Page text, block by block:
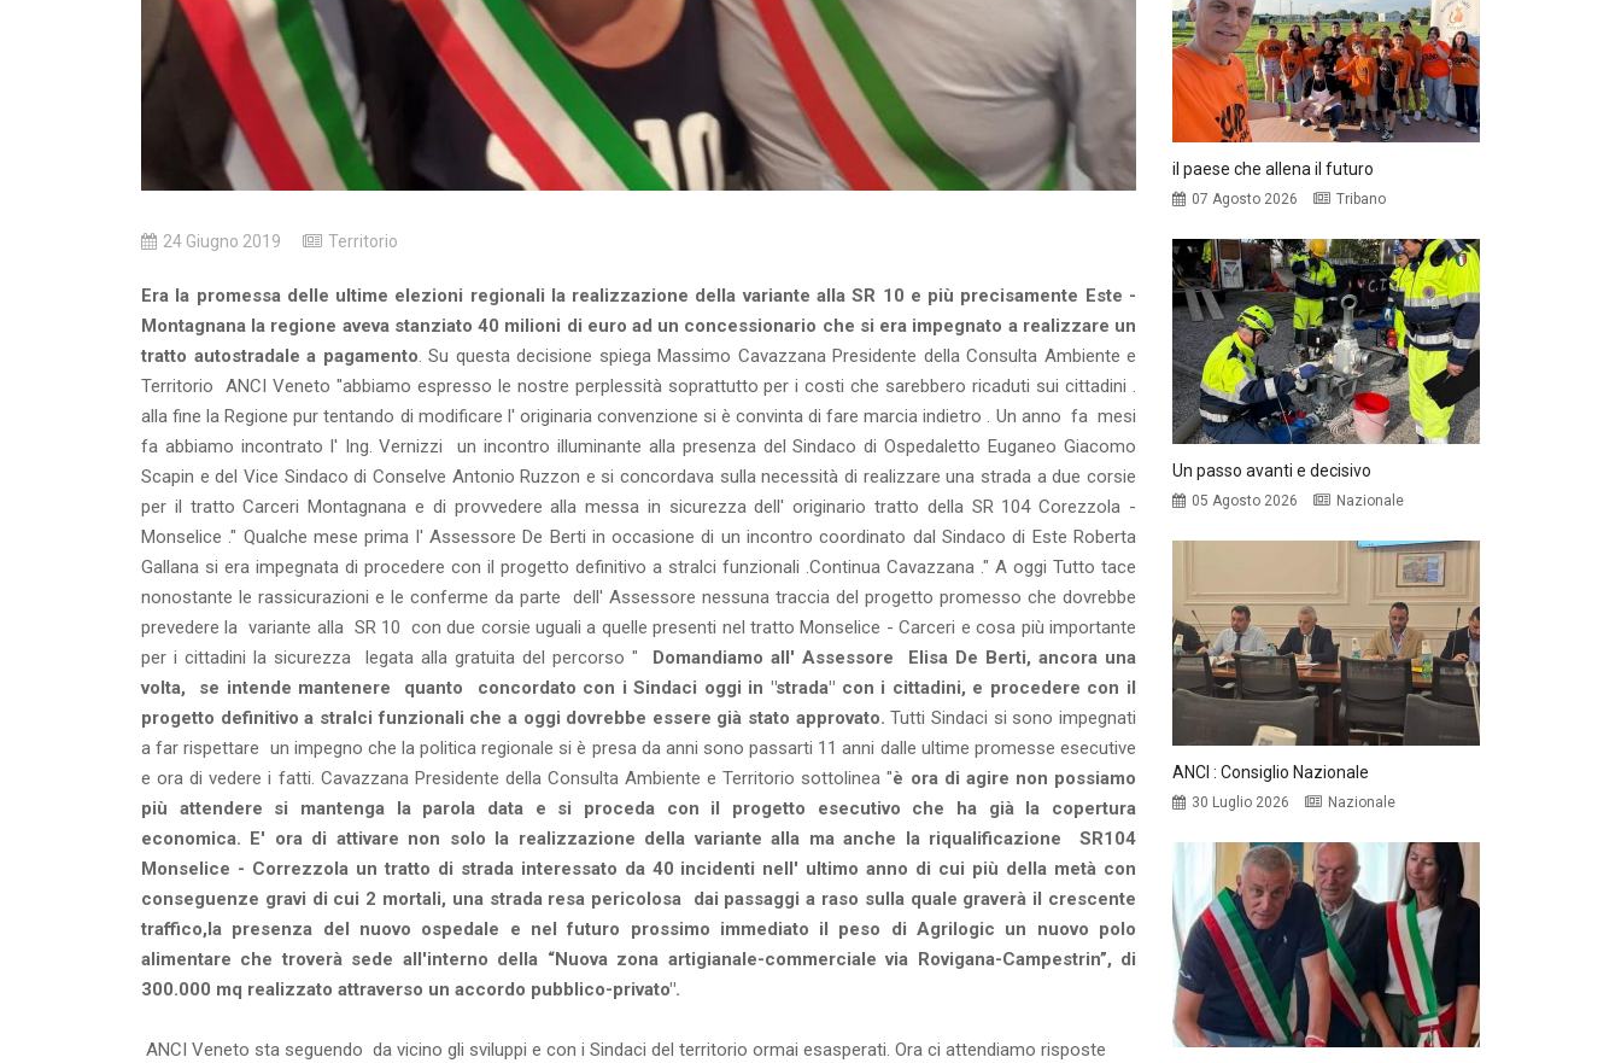
24 Giugno 2019 Territorio
Era la promessa delle ultime elezioni regionali la realizzazione della variante alla SR 10 e più precisamente Este -
Montagnana la regione aveva stanziato 40 milioni di euro ad un concessionario che si era impegnato a realizzare un
tratto autostradale a pagamento. Su questa decisione spiega Massimo Cavazzana Presidente della Consulta Ambiente e
Territorio ANCI Veneto "abbiamo espresso le nostre perplessità soprattutto per i costi che sarebbero ricaduti sui cittadini .
alla fine la Regione pur tentando di modificare l' originaria convenzione si è convinta di fare marcia indietro . Un anno fa mesi
fa abbiamo incontrato l' Ing. Vernizzi un incontro illuminante alla presenza del Sindaco di Ospedaletto Euganeo Giacomo
Scapin e del Vice Sindaco di Conselve Antonio Ruzzon e si concordava sulla necessità di realizzare una strada a due corsie
per il tratto Carceri Montagnana e di provvedere alla messa in sicurezza dell' originario tratto della SR 104 Corezzola -
Monselice ." Qualche mese prima l' Assessore De Berti in occasione di un incontro coordinato dal Sindaco di Este Roberta
Gallana si era impegnata di procedere con il progetto definitivo a stralci funzionali .Continua Cavazzana ." A oggi Tutto tace
nonostante le rassicurazioni e le conferme da parte dell' Assessore nessuna traccia del progetto promesso che dovrebbe
prevedere la variante alla SR 10 con due corsie uguali a quelle presenti nel tratto Monselice - Carceri e cosa più importante
per i cittadini la sicurezza legata alla gratuita del percorso " Domandiamo all' Assessore Elisa De Berti, ancora una
volta, se intende mantenere quanto concordato con i Sindaci oggi in "strada" con i cittadini, e procedere con il
progetto definitivo a stralci funzionali che a oggi dovrebbe essere già stato approvato. Tutti Sindaci si sono impegnati
a far rispettare un impegno che la politica regionale si è presa da anni sono passarti 11 anni dalle ultime promesse esecutive
e ora di vedere i fatti. Cavazzana Presidente della Consulta Ambiente e Territorio sottolinea "è ora di agire non possiamo
più attendere si mantenga la parola data e si proceda con il progetto esecutivo che ha già la copertura
economica. E' ora di attivare non solo la realizzazione della variante alla ma anche la riqualificazione SR104
Monselice - Correzzola un tratto di strada interessato da 40 incidenti nell' ultimo anno di cui più della metà con
conseguenze gravi di cui 2 mortali, una strada resa pericolosa dai passaggi a raso sulla quale graverà il crescente
traffico,la presenza del nuovo ospedale e nel futuro prossimo immediato il peso di Agrilogic un nuovo polo
alimentare che troverà sede all'interno della “Nuova zona artigianale-commerciale via Rovigana-Campestrin”, di
300.000 mq realizzato attraverso un accordo pubblico-privato".
ANCI Veneto sta seguendo da vicino gli sviluppi e con i Sindaci del territorio ormai esasperati. Ora ci attendiamo risposte
il paese che allena il futuro
07 Agosto 2026 Tribano
Un passo avanti e decisivo
05 Agosto 2026 Nazionale
ANCI : Consiglio Nazionale
30 Luglio 2026 Nazionale